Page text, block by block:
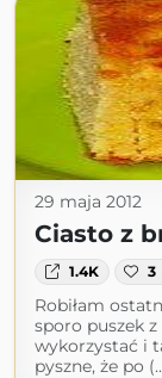
29 maja 2012
Ciasto z
1.4K 3
Robiłam
sporo puszek
wykorzystać i
pyszne, że po